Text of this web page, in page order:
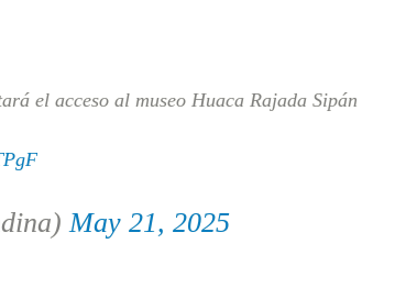
el acceso al museo Huaca Rajada Sipán
May 21, 2025